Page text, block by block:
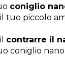
coniglio
tuo piccolo
contrarre il
coniglio